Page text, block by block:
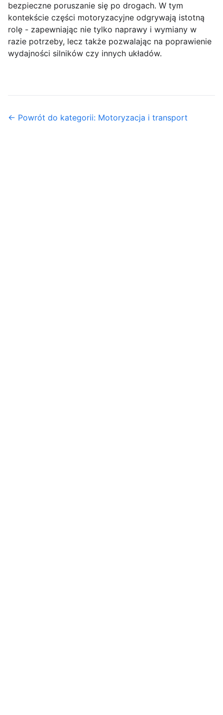
bezpieczne poruszanie się po drogach. W tym
kontekście części motoryzacyjne odgrywają istotną
rolę - zapewniając nie tylko naprawy i wymiany w
razie potrzeby, lecz także pozwalając na poprawienie
wydajności silników czy innych układów.
← Powrót do kategorii: Motoryzacja i transport